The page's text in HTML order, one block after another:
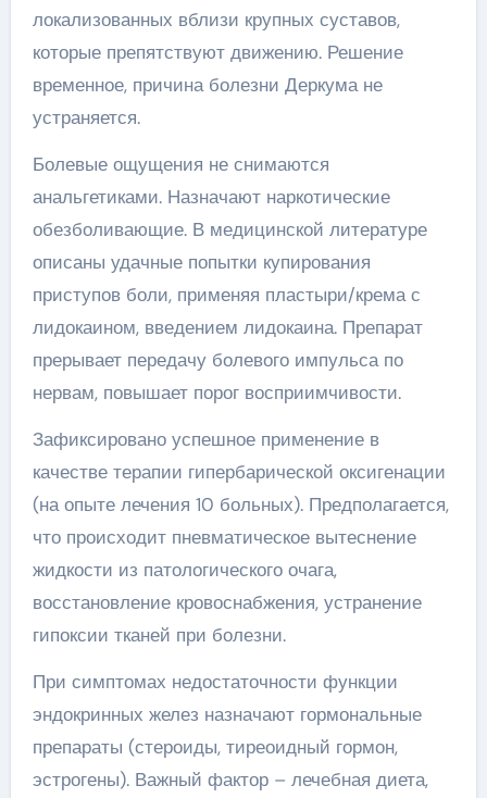
локализованных вблизи крупных суставов,
которые препятствуют движению. Решение
временное, причина болезни Деркума не
устраняется.
Болевые ощущения не снимаются
анальгетиками. Назначают наркотические
обезболивающие. В медицинской литературе
описаны удачные попытки купирования
приступов боли, применяя пластыри/крема с
лидокаином, введением лидокаина. Препарат
прерывает передачу болевого импульса по
нервам, повышает порог восприимчивости.
Зафиксировано успешное применение в
качестве терапии гипербарической оксигенации
(на опыте лечения 10 больных). Предполагается,
что происходит пневматическое вытеснение
жидкости из патологического очага,
восстановление кровоснабжения, устранение
гипоксии тканей при болезни.
При симптомах недостаточности функции
эндокринных желез назначают гормональные
препараты (стероиды, тиреоидный гормон,
эстрогены). Важный фактор – лечебная диета,